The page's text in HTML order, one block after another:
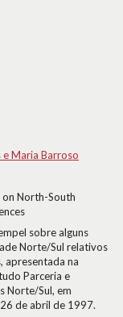
e Maria Barroso
on North-South
sobre alguns
Norte/Sul relativos
apresentada na
Parceria e
Norte/Sul, em
de abril de 1997.